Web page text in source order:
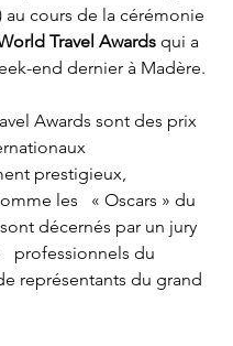
au cours de la cérémonie
Travel Awards qui a
end dernier à Madère.
Awards sont des prix
prestigieux,
les   « Oscars » du
décernés par un jury
professionnels du
représentants du grand